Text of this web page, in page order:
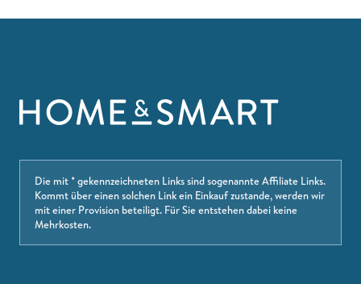
Die mit * gekennzeichneten Links sind sogenannte Affiliate Links.
Kommt über einen solchen Link ein Einkauf zustande, werden wir
mit einer Provision beteiligt. Für Sie entstehen dabei keine
Mehrkosten.